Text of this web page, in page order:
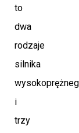
to
dwa
rodzaje
silnika
i
trzy